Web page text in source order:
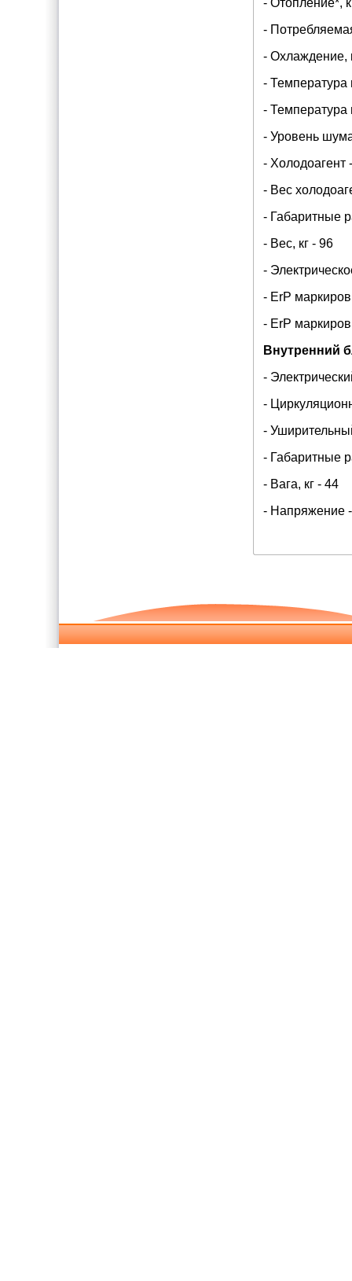
- Отопление*,
-
- Охлаждение,
- Температура
- Температура
- Уровень
- Холодоагент
- Вес
- Габаритные
- Вес, кг - 96
-
- ErP
- ErP
Внутренний
-
-
-
- Габаритные
- Вага, кг - 44
- Напряжение